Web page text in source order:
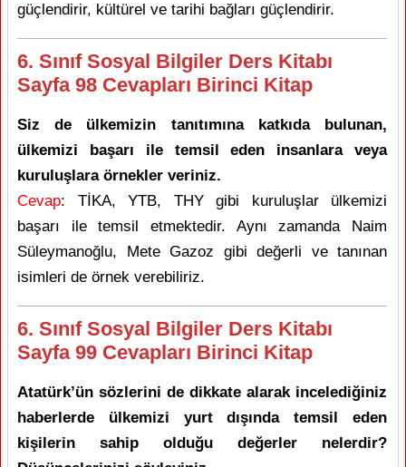
güçlendirir, kültürel ve tarihi bağları güçlendirir.
6. Sınıf Sosyal Bilgiler Ders Kitabı
Sayfa 98 Cevapları Birinci Kitap
Siz de ülkemizin tanıtımına katkıda bulunan,
ülkemizi başarı ile temsil eden insanlara veya
kuruluşlara örnekler veriniz.
Cevap: TİKA, YTB, THY gibi kuruluşlar ülkemizi
başarı ile temsil etmektedir. Aynı zamanda Naim
Süleymanoğlu, Mete Gazoz gibi değerli ve tanınan
isimleri de örnek verebiliriz.
6. Sınıf Sosyal Bilgiler Ders Kitabı
Sayfa 99 Cevapları Birinci Kitap
Atatürk’ün sözlerini de dikkate alarak incelediğiniz
haberlerde ülkemizi yurt dışında temsil eden
kişilerin sahip olduğu değerler nelerdir?